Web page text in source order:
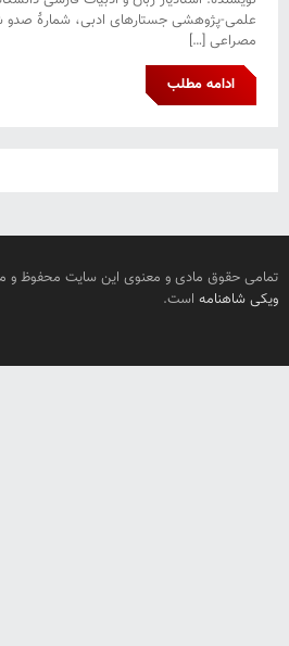
مصراعی […]
ادامه مطلب
تمامی حقوق مادی و معنوی این سایت محفوظ و
ویکی شاهنامه است.